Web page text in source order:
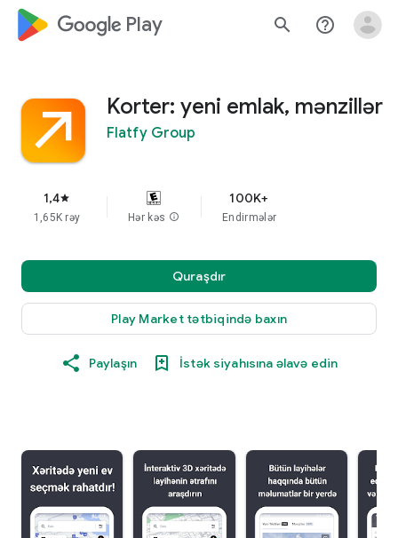
google_logo Play search help_outline
Korter: yeni emlak, mənzillər
Flatfy Group
1,4star
1,65K rəy Hər kəs info
100K+
Endirmələr
Quraşdır
Play Market tətbiqində baxın
Paylaşın İstək siyahısına əlavə edin